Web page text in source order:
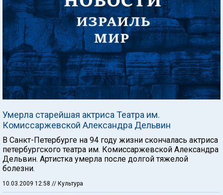
Умерла старейшая актриса Театра им.
Комиссаржевской Александра Дельвин
В Санкт-Петербурге на 94 году жизни скончалась актриса
петербургского театра им. Комиссаржевской Александра
Дельвин. Артистка умерла после долгой тяжелой
болезни.
10.03.2009 12:58 // Культура